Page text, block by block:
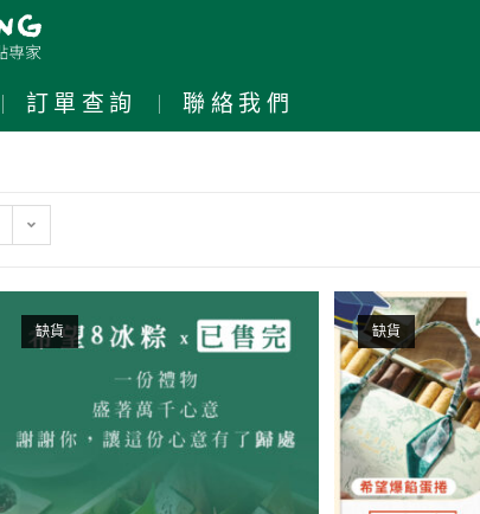
訂單查詢 聯絡我們
缺貨 缺貨